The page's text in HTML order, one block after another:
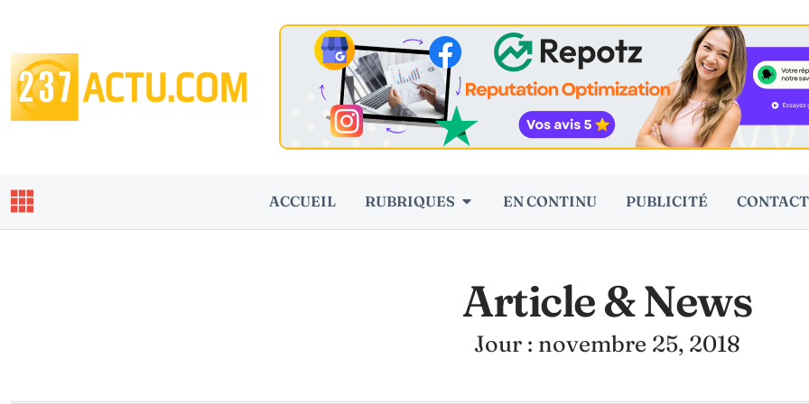
ACCUEIL RUBRIQUES EN CONTINU PUBLICITÉ
Article & News
Jour : novembre 25, 2018